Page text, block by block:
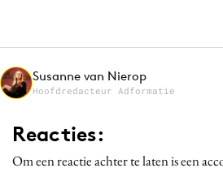
Martech
Media
Merkstrategie
Programmatic
Purpose Marketing
Susanne van Nierop
Hoofdredacteur Adformatie
Reacties:
Om een reactie achter te laten is een